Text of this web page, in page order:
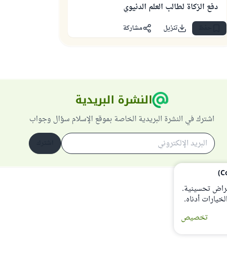
دفع الزكاة لطالب العلم الدنيوي
تنزيل مشاركة
النشرة البريدية
اشترك في النشرة البريدية الخاصة بموقع الإسلام سؤال وجواب
تحسينية.
أدناه.
تخصيص